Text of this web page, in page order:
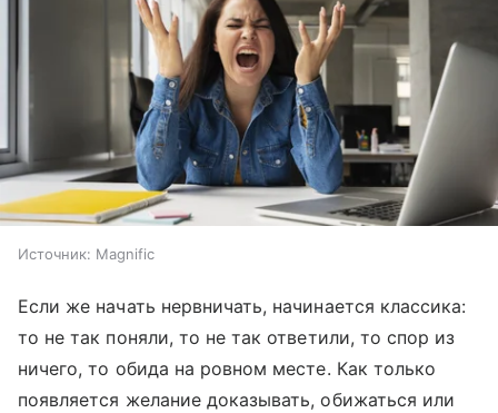
Источник: Magnific
Если же начать нервничать, начинается классика:
то не так поняли, то не так ответили, то спор из
ничего, то обида на ровном месте. Как только
появляется желание доказывать, обижаться или